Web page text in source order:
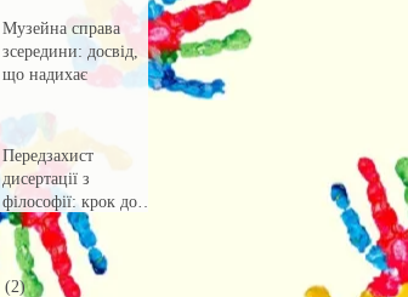
Музейна справа
зсередини: досвід,
що надихає
Передзахист
дисертації з
філософії: крок до
осмислення епохи
штучного інтелекту.
(2)2 пости